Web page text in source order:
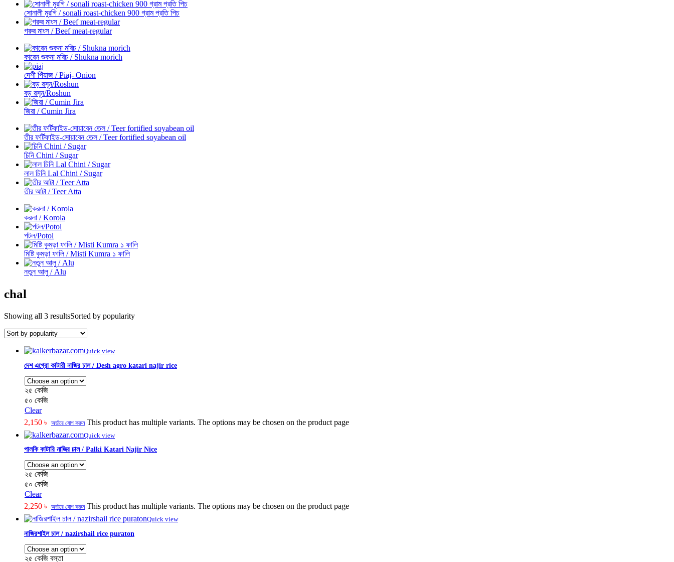
সোনালী মুরগি / sonali roast-chicken 900 গ্রাম প্রতি পিচ
গরুর মাংস / Beef meat-regular
কারেন শুকনা মরিচ / Shukna morich
দেশী পিঁয়াজ / Piaj- Onion
বড় রসূন/Roshun
জিরা / Cumin Jira
তীর ফর্টিফাইড-সোয়াবেন তেল / Teer fortified soyabean oil
চিনি Chini / Sugar
লাল চিনি Lal Chini / Sugar
তীর আটা / Teer Atta
করলা / Korola
পটল/Potol
মিষ্টি কুমড়া ফালি / Misti Kumra ১ ফালি
নতুন আলু / Alu
chal
Showing all 3 resultsSorted by popularity
Quick view
দেশ এগ্রো কাটারী নাজির চাল / Desh agro katari najir rice
২৫ কেজি
৫০ কেজি
Clear
2,150 ৳ অর্ডারে যোগ করুন This product has multiple variants. The options may be chosen on the product page
Quick view
পালকি কাটারি নাজির চাল / Palki Katari Najir Nice
২৫ কেজি
৫০ কেজি
Clear
2,250 ৳ অর্ডারে যোগ করুন This product has multiple variants. The options may be chosen on the product page
Quick view
নাজিরশাইল চাল / nazirshail rice puraton
২৫ কেজি বস্তা